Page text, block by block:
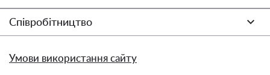
Співробітництво
Умови використання сайту